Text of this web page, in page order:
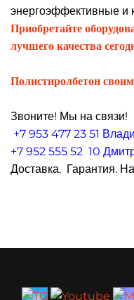
энергоэффективные и
Приобретайте
лучшего качества
Полистиролбетон
Звоните! Мы на связи!
+7 953 477 23 51
+7 952 555 52 10
Доставка. Гарантия.